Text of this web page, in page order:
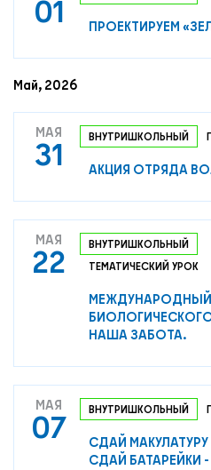
Мероприятия
САШ ЮНЕСКО в РФ
Новости
Международные дни
Кафедры ЮНЕСКО РФ
01
ПРОЕКТИРУЕМ
Май, 2026
МАЯ
31 ВНУТРИШКОЛЬНЫЙ
АКЦИЯ ОТРЯДА
МАЯ
22
ВНУТРИШКОЛЬНЫЙ
ТЕМАТИЧЕСКИЙ УРОК
НАША ЗАБОТА.
МАЯ
07 ВНУТРИШКОЛЬНЫЙ
СДАЙ
СДАЙ БАТАРЕЙКИ